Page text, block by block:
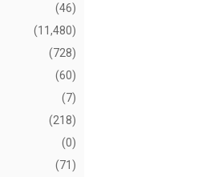
(46)
(11,480)
(728)
(60)
(7)
(218)
(0)
(71)